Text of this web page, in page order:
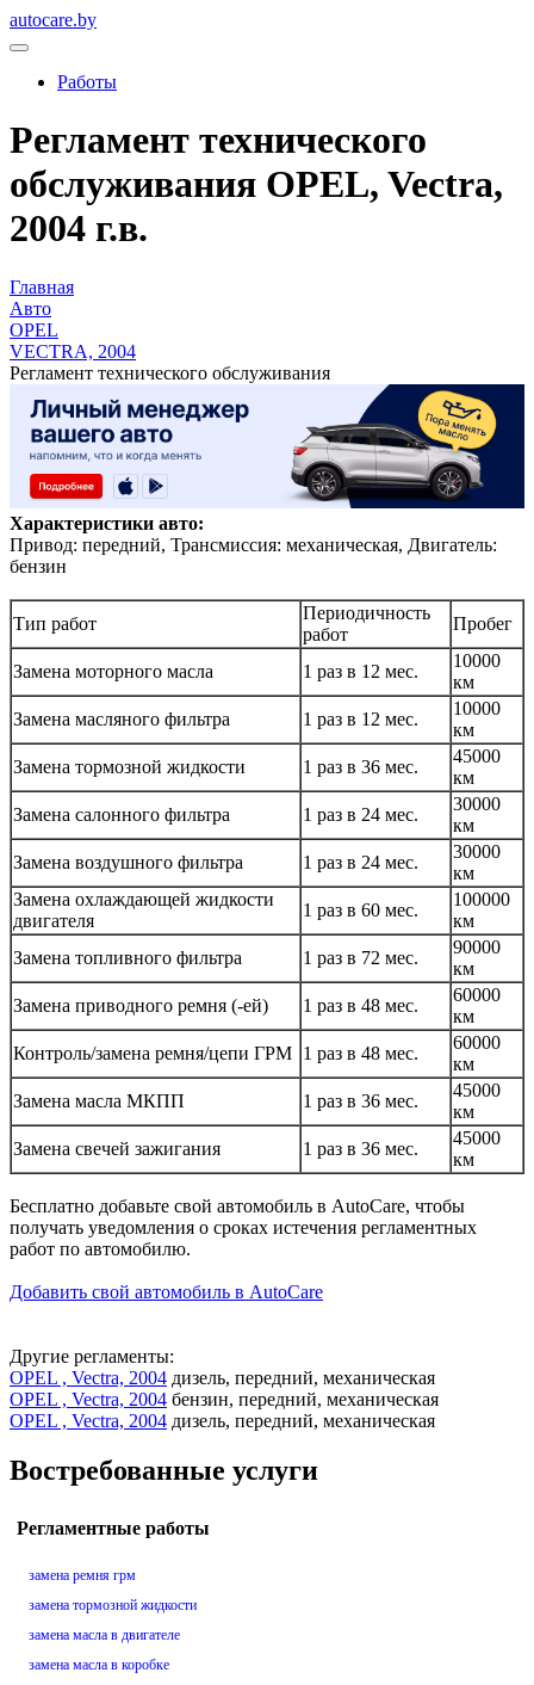
autocare.by
Работы
Регламент технического
обслуживания OPEL, Vectra,
2004 г.в.
Главная
Авто
OPEL
VECTRA, 2004
Регламент технического обслуживания
Характеристики авто:
Привод: передний, Трансмиссия: механическая, Двигатель:
бензин
Тип работ
Периодичность
работ
Пробег
Замена моторного масла 1 раз в 12 мес.
10000
км
Замена масляного фильтра
1 раз в 12 мес.
10000
км
Замена тормозной жидкости
1 раз в 36 мес.
45000
км
Замена салонного фильтра
1 раз в 24 мес.
30000
км
Замена воздушного фильтра
1 раз в 24 мес.
30000
км
Замена охлаждающей жидкости
двигателя
1 раз в 60 мес.
100000
км
Замена топливного фильтра
1 раз в 72 мес.
90000
км
Замена приводного ремня (-ей)
1 раз в 48 мес.
60000
км
Контроль/замена ремня/цепи ГРМ 1 раз в 48 мес.
60000
км
Замена масла МКПП
1 раз в 36 мес.
45000
км
Замена свечей зажигания
1 раз в 36 мес.
45000
км
Бесплатно добавьте свой автомобиль в AutoCare, чтобы
получать уведомления о сроках истечения регламентных
работ по автомобилю.
Добавить свой автомобиль в AutoCare
Другие регламенты:
OPEL , Vectra, 2004 дизель, передний, механическая
OPEL , Vectra, 2004 бензин, передний, механическая
OPEL , Vectra, 2004 дизель, передний, механическая
Востребованные услуги
Регламентные работы
замена ремня грм
замена тормозной жидкости
замена масла в двигателе
замена масла в коробке